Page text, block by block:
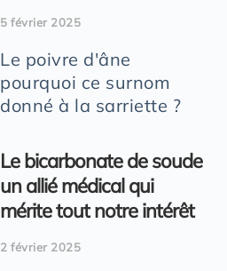
5 février 2025
Le poivre d'âne
pourquoi ce surnom
donné à la sarriette ?
Le bicarbonate de soude
un allié médical qui
mérite tout notre intérêt
2 février 2025